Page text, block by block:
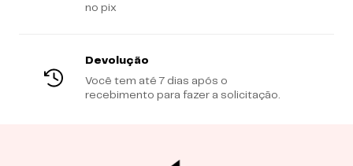
no pix
Devolução
Você tem até 7 dias após o
recebimento para fazer a solicitação.